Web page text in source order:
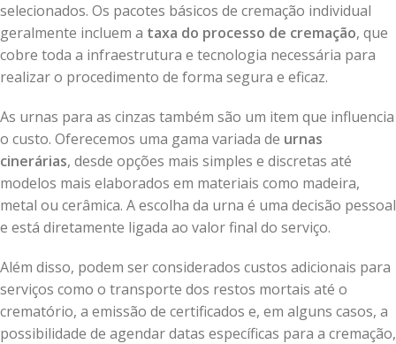
selecionados. Os pacotes básicos de cremação individual
geralmente incluem a taxa do processo de cremação, que
cobre toda a infraestrutura e tecnologia necessária para
realizar o procedimento de forma segura e eficaz.
As urnas para as cinzas também são um item que influencia
o custo. Oferecemos uma gama variada de urnas
cinerárias, desde opções mais simples e discretas até
modelos mais elaborados em materiais como madeira,
metal ou cerâmica. A escolha da urna é uma decisão pessoal
e está diretamente ligada ao valor final do serviço.
Além disso, podem ser considerados custos adicionais para
serviços como o transporte dos restos mortais até o
crematório, a emissão de certificados e, em alguns casos, a
possibilidade de agendar datas específicas para a cremação,